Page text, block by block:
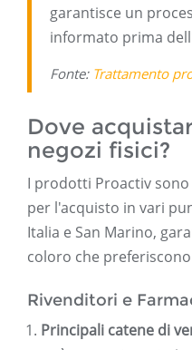
garantisce un
informato prima
Fonte: Trattamento
Dove
negozi fisici?
I prodotti Proactiv
per l'acquisto in vari
Italia e San Marino,
coloro che
Rivenditori e
Principali catene di